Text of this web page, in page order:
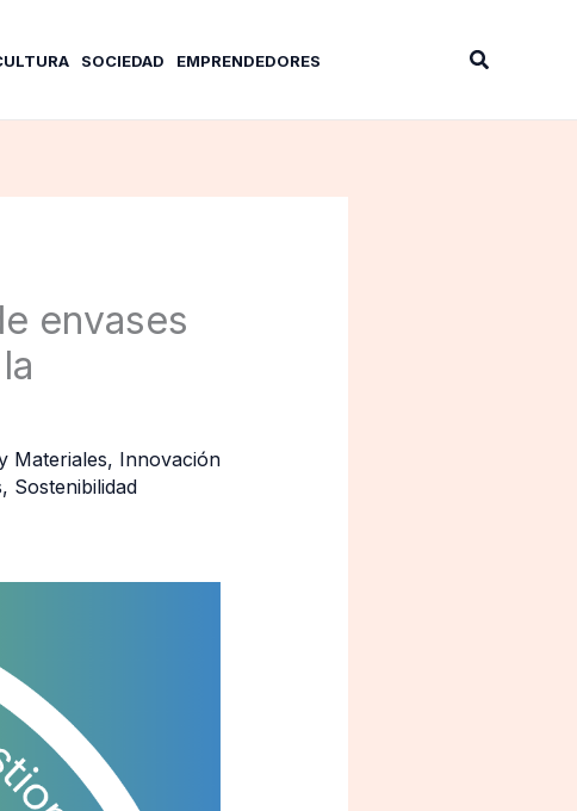
SOCIEDAD EMPRENDEDORES Buscar
envases
Materiales, Innovación
, Sostenibilidad